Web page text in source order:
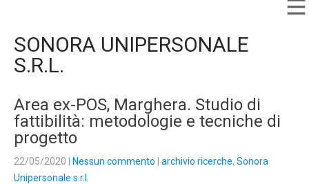
SONORA UNIPERSONALE
S.R.L.
Area ex-POS, Marghera. Studio di
fattibilità: metodologie e tecniche di
progetto
22/05/2020 Nessun commento archivio ricerche, Sonora
Unipersonale s.r.l.